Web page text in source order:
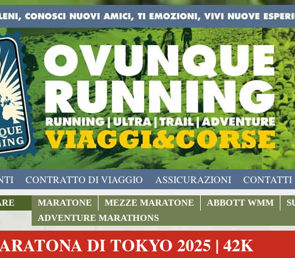
CONTRATTO DI VIAGGIO ASSICURAZIONI CONTATTI
MARATONE MEZZE MARATONE ABBOTT WMM
ADVENTURE MARATHONS
DI TOKYO 2025 | 42K